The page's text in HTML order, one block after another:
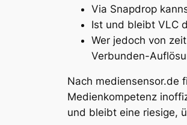
Via Snapdrop
Ist und bleibt VLC
Wer jedoch von
Verbunden-
Nach mediensensor.de
Medienkompetenz
und bleibt eine riesige,